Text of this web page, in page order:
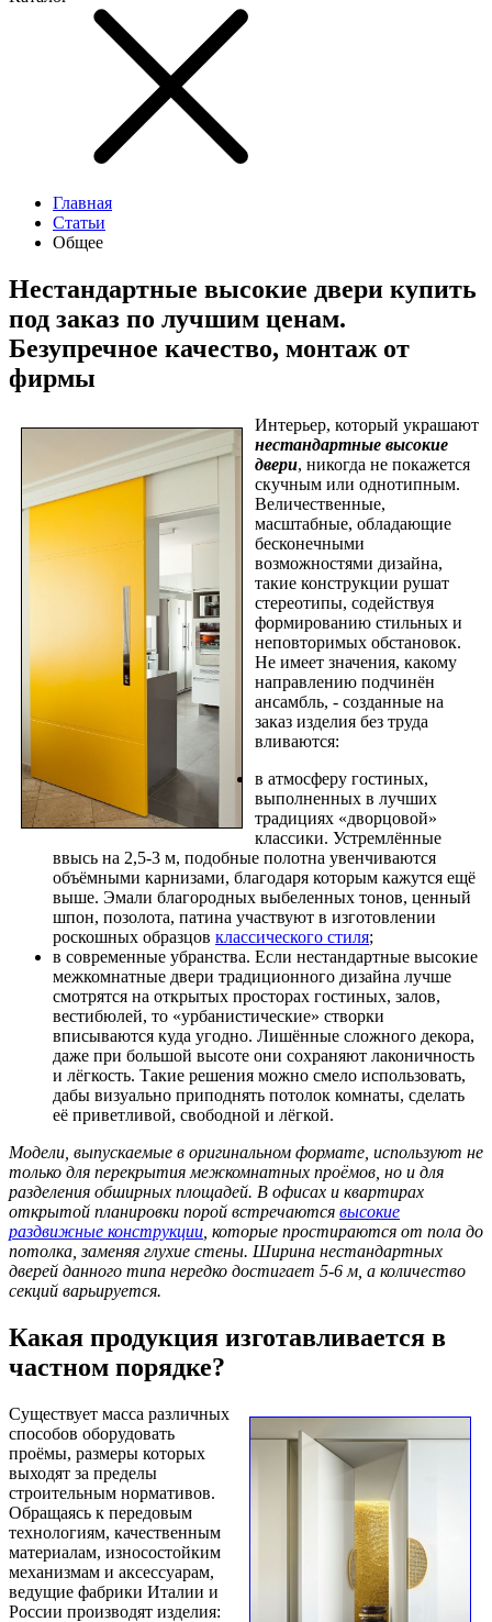
Главная
Статьи
Общее
Нестандартные высокие двери купить
под заказ по лучшим ценам.
Безупречное качество, монтаж от
фирмы
Интерьер, который украшают
нестандартные высокие
двери, никогда не покажется
скучным или однотипным.
Величественные,
масштабные, обладающие
бесконечными
возможностями дизайна,
такие конструкции рушат
стереотипы, содействуя
формированию стильных и
неповторимых обстановок.
Не имеет значения, какому
направлению подчинён
ансамбль, - созданные на
заказ изделия без труда
вливаются:
в атмосферу гостиных,
выполненных в лучших
традициях «дворцовой»
классики. Устремлённые
ввысь на 2,5-3 м, подобные полотна увенчиваются
объёмными карнизами, благодаря которым кажутся ещё
выше. Эмали благородных выбеленных тонов, ценный
шпон, позолота, патина участвуют в изготовлении
роскошных образцов классического стиля;
в современные убранства. Если нестандартные высокие
межкомнатные двери традиционного дизайна лучше
смотрятся на открытых просторах гостиных, залов,
вестибюлей, то «урбанистические» створки
вписываются куда угодно. Лишённые сложного декора,
даже при большой высоте они сохраняют лаконичность
и лёгкость. Такие решения можно смело использовать,
дабы визуально приподнять потолок комнаты, сделать
её приветливой, свободной и лёгкой.
Модели, выпускаемые в оригинальном формате, используют не
только для перекрытия межкомнатных проёмов, но и для
разделения обширных площадей. В офисах и квартирах
открытой планировки порой встречаются высокие
раздвижные конструкции , которые простираются от пола до
потолка, заменяя глухие стены. Ширина нестандартных
дверей данного типа нередко достигает 5-6 м, а количество
секций варьируется.
Какая продукция изготавливается в
частном порядке?
Существует масса различных
способов оборудовать
проёмы, размеры которых
выходят за пределы
строительным нормативов.
Обращаясь к передовым
технологиям, качественным
материалам, износостойким
механизмам и аксессуарам,
ведущие фабрики Италии и
России производят изделия: